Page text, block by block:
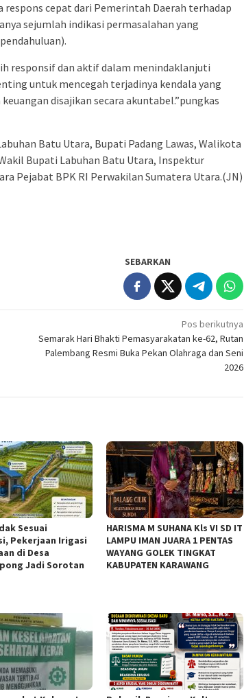
respons cepat dari Pemerintah Daerah terhadap
sejumlah indikasi permasalahan yang
responsif dan aktif dalam menindaklanjuti
untuk mencegah terjadinya kendala yang
disajikan secara akuntabel.”pungkas
Batu Utara, Bupati Padang Lawas, Walikota
Bupati Labuhan Batu Utara, Inspektur
Pejabat BPK RI Perwakilan Sumatera Utara.(JN)
SEBARKAN
Pos berikutnya
Semarak Hari Bhakti Pemasyarakatan ke-62, Rutan
Palembang Resmi Buka Pekan Olahraga dan Seni
2026
Sesuai
Pekerjaan Irigasi
di Desa
Jadi Sorotan
HARISMA M SUHANA Kls VI SD IT
LAMPU IMAN JUARA 1 PENTAS
WAYANG GOLEK TINGKAT
KABUPATEN KARAWANG